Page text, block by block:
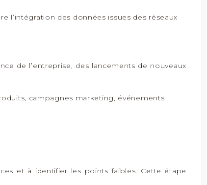
l’intégration des données issues des réseaux
de l’entreprise, des lancements de nouveaux
campagnes marketing, événements
et à identifier les points faibles. Cette étape